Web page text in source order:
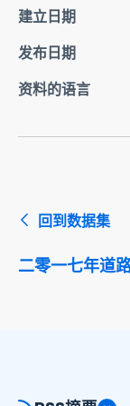
建立日期
发布日期
资料的语言
回到数据集
二零一七年道